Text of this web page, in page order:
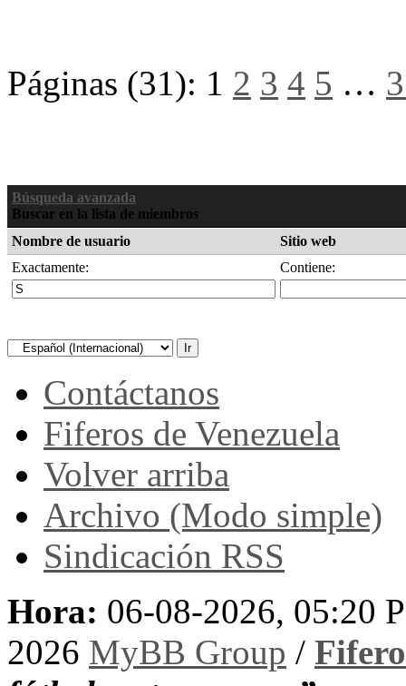
Páginas (31): 1 2 3 4 5 …
Búsqueda avanzada
Buscar en la lista de miembros
Nombre de usuario
Sitio web
Exactamente:
Contiene:
Contáctanos
Fiferos de Venezuela
Volver arriba
Archivo (Modo simple)
Sindicación RSS
Hora: 06-08-2026, 05:20
2026 MyBB Group /